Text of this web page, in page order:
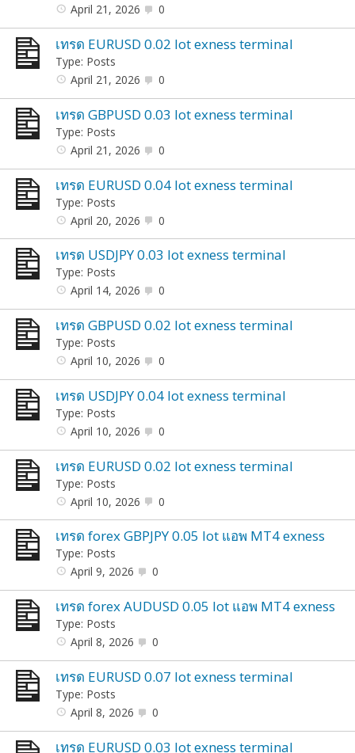
April 21, 2026
0
เทรด EURUSD 0.02 lot exness terminal
Type: Posts
April 21, 2026
0
เทรด GBPUSD 0.03 lot exness terminal
Type: Posts
April 21, 2026
0
เทรด EURUSD 0.04 lot exness terminal
Type: Posts
April 20, 2026
0
เทรด USDJPY 0.03 lot exness terminal
Type: Posts
April 14, 2026
0
เทรด GBPUSD 0.02 lot exness terminal
Type: Posts
April 10, 2026
0
เทรด USDJPY 0.04 lot exness terminal
Type: Posts
April 10, 2026
0
เทรด EURUSD 0.02 lot exness terminal
Type: Posts
April 10, 2026
0
เทรด forex GBPJPY 0.05 lot แอพ MT4 exness
Type: Posts
April 9, 2026
0
เทรด forex AUDUSD 0.05 lot แอพ MT4 exness
Type: Posts
April 8, 2026
0
เทรด EURUSD 0.07 lot exness terminal
Type: Posts
April 8, 2026
0
เทรด EURUSD 0.03 lot exness terminal